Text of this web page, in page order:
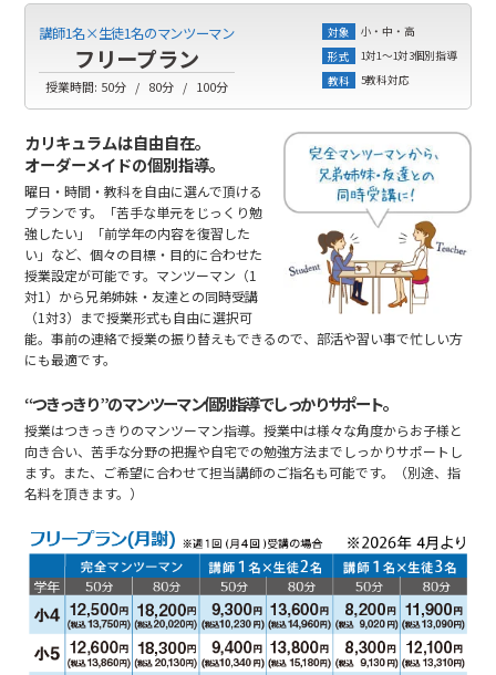
講師1名×生徒1名のマンツーマン
フリープラン
授業時間: 50分 80分 100分
対象
小・中・高
形式
1対1～1対3個別指導
教科
5教科対応
カリキュラムは自由自在。
オーダーメイドの個別指導。
曜日・時間・教科を自由に選んで頂ける
プランです。「苦手な単元をじっくり勉
強したい」「前学年の内容を復習した
い」など、個々の目標・目的に合わせた
授業設定が可能です。マンツーマン（1
対1）から兄弟姉妹・友達との同時受講
（1対3）まで授業形式も自由に選択可
能。事前の連絡で授業の振り替えもできるので、部活や習い事で忙しい方
にも最適です。
“つきっきり”のマンツーマン個別指導でしっかりサポート。
授業はつきっきりのマンツーマン指導。授業中は様々な角度からお子様と
向き合い、苦手な分野の把握や自宅での勉強方法までしっかりサポートし
ます。また、ご希望に合わせて担当講師のご指名も可能です。（別途、指
名料を頂きます。）